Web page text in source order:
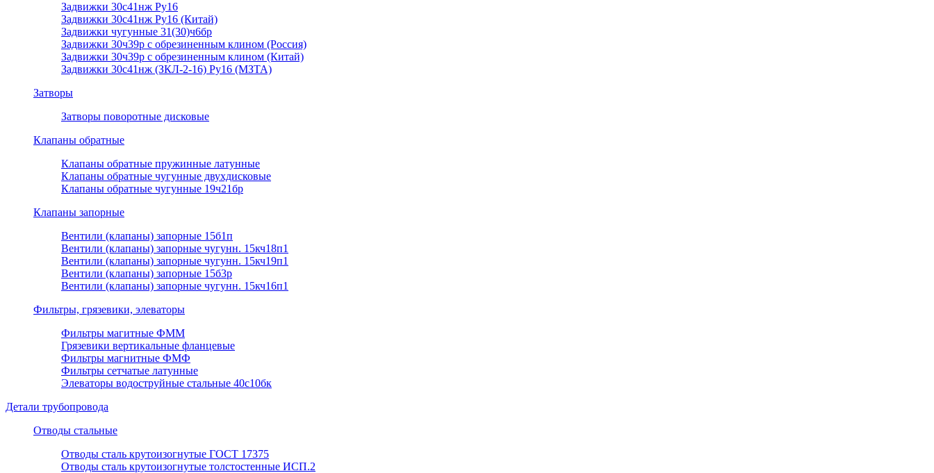
Задвижки 30с41нж Ру16
Задвижки 30с41нж Ру16 (Китай)
Задвижки чугунные 31(30)ч6бр
Задвижки 30ч39р с обрезиненным клином (Россия)
Задвижки 30ч39р с обрезиненным клином (Китай)
Задвижки 30с41нж (ЗКЛ-2-16) Ру16 (МЗТА)
Затворы
Затворы поворотные дисковые
Клапаны обратные
Клапаны обратные пружинные латунные
Клапаны обратные чугунные двухдисковые
Клапаны обратные чугунные 19ч21бр
Клапаны запорные
Вентили (клапаны) запорные 15б1п
Вентили (клапаны) запорные чугунн. 15кч18п1
Вентили (клапаны) запорные чугунн. 15кч19п1
Вентили (клапаны) запорные 15б3р
Вентили (клапаны) запорные чугунн. 15кч16п1
Фильтры, грязевики, элеваторы
Фильтры магитные ФММ
Грязевики вертикальные фланцевые
Фильтры магнитные ФМФ
Фильтры сетчатые латунные
Элеваторы водоструйные стальные 40с10бк
Детали трубопровода
Отводы стальные
Отводы сталь крутоизогнутые ГОСТ 17375
Отводы сталь крутоизогнутые толстостенные ИСП.2